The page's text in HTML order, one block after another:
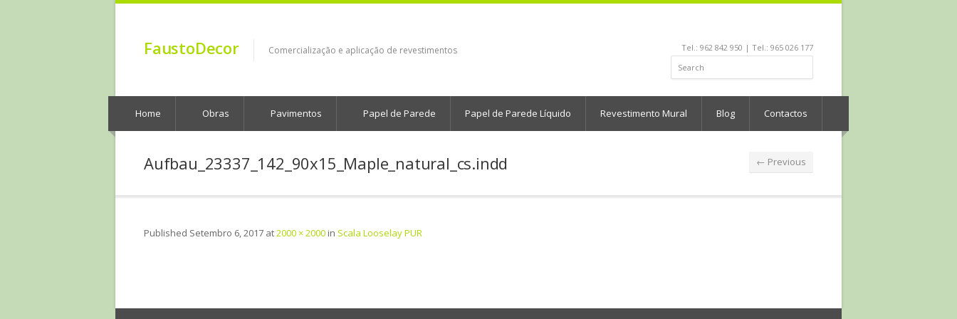
FaustoDecor Comercialização e aplicação de revestimentos Tel.: 962 842 950 | Tel.: 965 026 177
Home Obras Pavimentos Papel de Parede Papel de Parede Líquido Revestimento Mural Blog Contactos
Aufbau_23337_142_90x15_Maple_natural_cs.indd ← Previous
Published Setembro 6, 2017 at2000 × 2000 in Scala Looselay PUR